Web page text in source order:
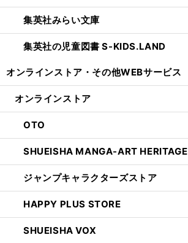
集英社みらい文庫
集英社の児童図書 S-KIDS.LAND
オンラインストア・ その他WEBサービス
オンラインストア
OTO
SHUEISHA MANGA-ART HERITAGE
ジャンプキャラクターズストア
HAPPY PLUS STORE
SHUEISHA VOX